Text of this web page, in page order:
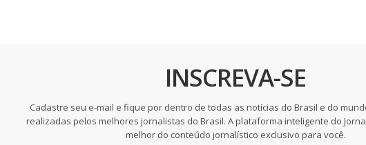
INSCREVA-SE
Cadastre seu e-mail e fique por dentro de todas as notícias do Brasil e do
realizadas pelos melhores jornalistas do Brasil. A plataforma inteligente do
melhor do conteúdo jornalístico exclusivo para você.